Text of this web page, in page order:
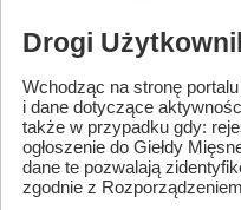
Powered by
Handel
Strefa
Drogi
Wchodząc na stronę
i dane dotyczące
także w przypadku gdy:
ogłoszenie do Giełdy
dane te pozwalają
zgodnie z